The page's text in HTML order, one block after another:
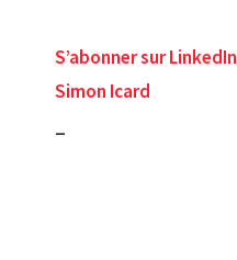
S’abonner sur LinkedIn
Simon Icard